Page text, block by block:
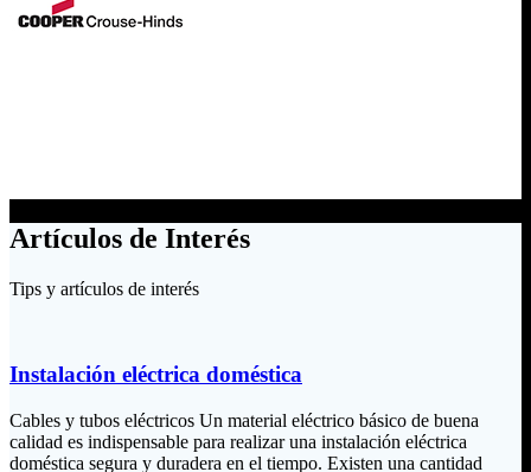
Artículos de Interés
Tips y artículos de interés
Instalación eléctrica doméstica
Cables y tubos eléctricos Un material eléctrico básico de buena
calidad es indispensable para realizar una instalación eléctrica
doméstica segura y duradera en el tiempo. Existen una cantidad